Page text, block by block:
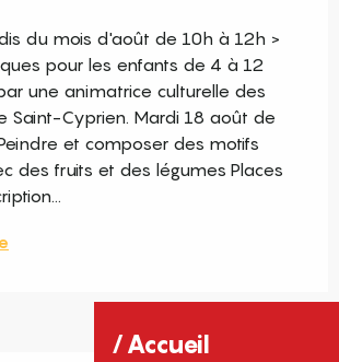
Accueil
du mois d'août de 10h à 12h >
pour les enfants de 4 à 12
une animatrice culturelle des
Saint-Cyprien. Mardi 18 août de
et composer des motifs
des fruits et des légumes Places